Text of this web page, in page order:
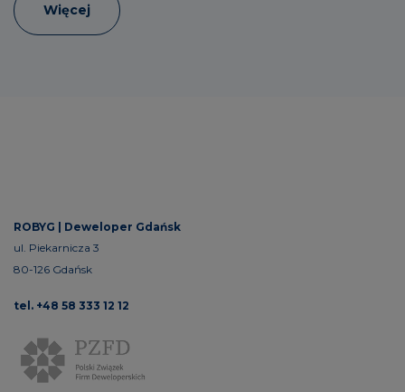
Więcej
ROBYG | Deweloper Gdańsk
ul. Piekarnicza 3
80-126 Gdańsk
tel. +48 58 333 12 12